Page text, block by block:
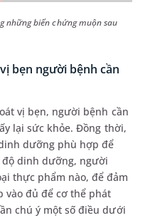
những biến chứng muộn sau
bẹn người bệnh cần
vị bẹn, người bệnh cần
lại sức khỏe. Đồng thời,
dưỡng phù hợp để
dinh dưỡng, người
thực phẩm nào, để đảm
vào đủ để cơ thể phát
chú ý một số điều dưới